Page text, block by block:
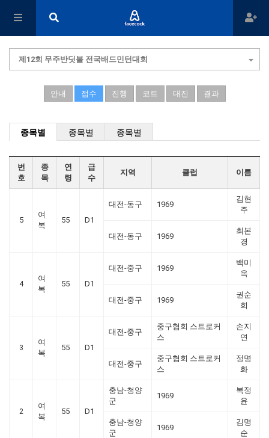
제12회 무주반딧불 전국배드민턴대회
안내 접수 진행 코트 대진 결과
종목별 종목별 종목별
번
호
종
목
연
령
급
수
지역 클럽 이름
5
여
복
55 D1
대전-동구 1969
김현
주
대전-동구 1969
최본
경
4
여
복
55 D1
대전-중구 1969
백미
옥
대전-중구 1969
권순
희
3
여
복
55 D1
대전-중구
중구협회 스트로커
스
손지
연
대전-중구
중구협회 스트로커
스
정명
화
2
여
복
55 D1
충남-청양
군
1969
복정
윤
충남-청양
군
1969
김명
순